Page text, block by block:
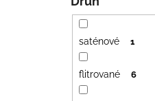
saténové 1
flitrované 6